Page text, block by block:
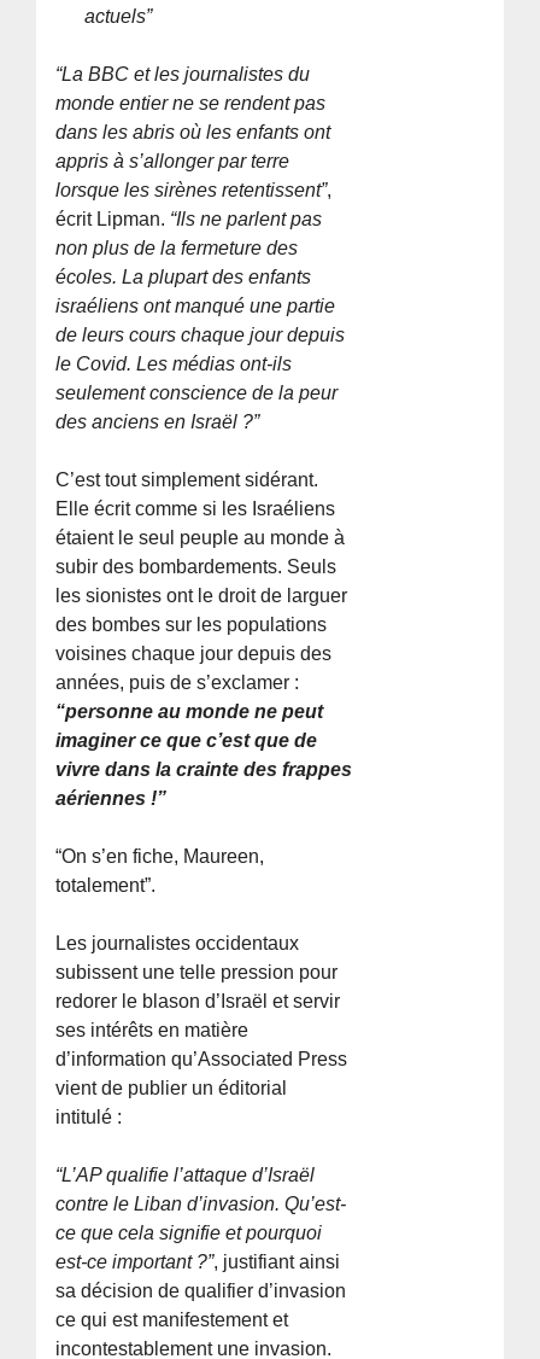
actuels”
“La BBC et les journalistes du
monde entier ne se rendent pas
dans les abris où les enfants ont
appris à s’allonger par terre
lorsque les sirènes retentissent”,
écrit Lipman. “Ils ne parlent pas
non plus de la fermeture des
écoles. La plupart des enfants
israéliens ont manqué une partie
de leurs cours chaque jour depuis
le Covid. Les médias ont-ils
seulement conscience de la peur
des anciens en Israël ?”
C’est tout simplement sidérant.
Elle écrit comme si les Israéliens
étaient le seul peuple au monde à
subir des bombardements. Seuls
les sionistes ont le droit de larguer
des bombes sur les populations
voisines chaque jour depuis des
années, puis de s’exclamer :
“personne au monde ne peut
imaginer ce que c’est que de
vivre dans la crainte des frappes
aériennes !”
“On s’en fiche, Maureen,
totalement”.
Les journalistes occidentaux
subissent une telle pression pour
redorer le blason d’Israël et servir
ses intérêts en matière
d’information qu’Associated Press
vient de publier un éditorial
intitulé :
“L’AP qualifie l’attaque d’Israël
contre le Liban d’invasion. Qu’est-
ce que cela signifie et pourquoi
est-ce important ?”, justifiant ainsi
sa décision de qualifier d’invasion
ce qui est manifestement et
incontestablement une invasion.